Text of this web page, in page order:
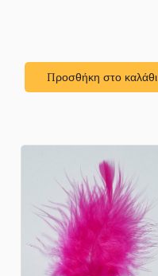
Προσθήκη στο καλάθι